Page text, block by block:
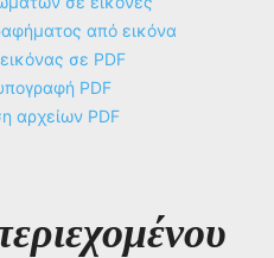
από εικόνα
σε PDF
PDF
αρχείων PDF